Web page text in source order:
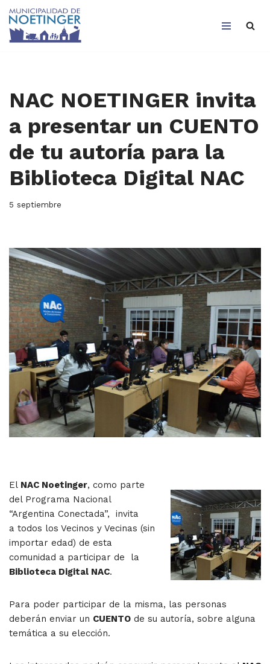
Saltar
NAC NOETINGER invita
a presentar un CUENTO
de tu autoría para la
Biblioteca Digital NAC
5 septiembre
El NAC Noetinger, como parte
del Programa Nacional
“Argentina Conectada”, invita
a todos los Vecinos y Vecinas (sin
importar edad) de esta
comunidad a participar de la
Biblioteca Digital NAC.
Para poder participar de la misma, las personas
deberán enviar un CUENTO de su autoría, sobre alguna
temática a su elección.